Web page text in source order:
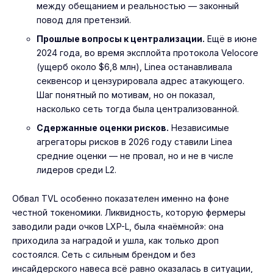
между обещанием и реальностью — законный
повод для претензий.
Прошлые вопросы к централизации. Ещё в июне
2024 года, во время эксплойта протокола Velocore
(ущерб около $6,8 млн), Linea останавливала
секвенсор и цензурировала адрес атакующего.
Шаг понятный по мотивам, но он показал,
насколько сеть тогда была централизованной.
Сдержанные оценки рисков. Независимые
агрегаторы рисков в 2026 году ставили Linea
средние оценки — не провал, но и не в числе
лидеров среди L2.
Обвал TVL особенно показателен именно на фоне
честной токеномики. Ликвидность, которую фермеры
заводили ради очков LXP-L, была «наёмной»: она
приходила за наградой и ушла, как только дроп
состоялся. Сеть с сильным брендом и без
инсайдерского навеса всё равно оказалась в ситуации,